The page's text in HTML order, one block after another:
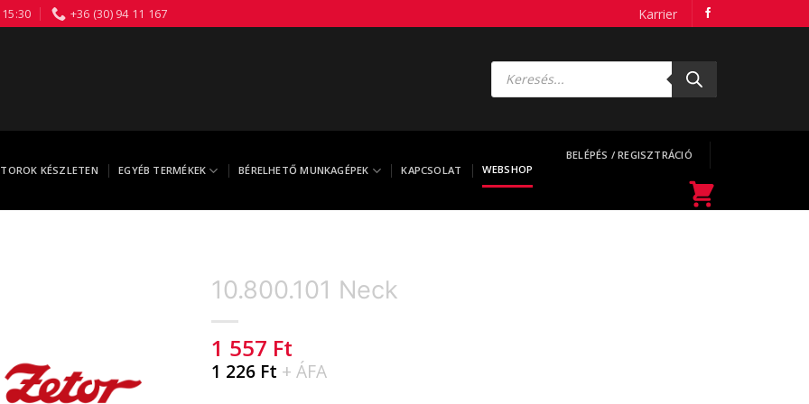
+36 (30) 94 11 167 Karrier
Products
search
KÉSZLETEN EGYÉB TERMÉKEK BÉRELHETŐ MUNKAGÉPEK KAPCSOLAT WEBSHOP
BELÉPÉS / REGISZTRÁCIÓ
10.800.101 Neck
1 557 Ft
1 226 Ft + ÁFA